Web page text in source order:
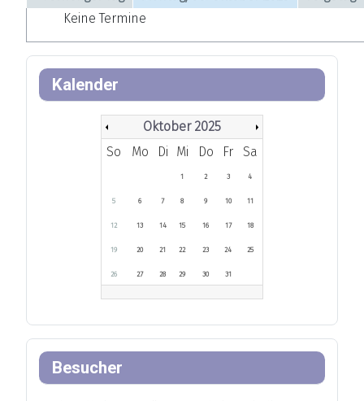
Keine Termine
Kalender
Oktober 2025
So
Mo Di Mi Do Fr Sa
1 2 3 4
5 6 7 8 9 10 11
12 13 14 15 16 17 18
19 20 21 22 23 24 25
26 27 28 29 30 31
Besucher